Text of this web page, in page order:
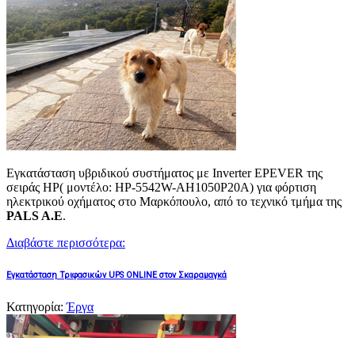
Εγκατάσταση υβριδικού συστήματος με Inverter EPEVER της
σειράς HP( μοντέλο: HP-5542W-AH1050P20A) για φόρτιση
ηλεκτρικού οχήματος στο Μαρκόπουλο, από το τεχνικό τμήμα της
PALS A.E.
Διαβάστε περισσότερα:
Εγκατάσταση Τριφασικών UPS ONLINE στον Σκαραμαγκά
Κατηγορία:Έργα